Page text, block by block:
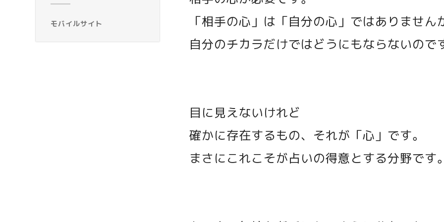
モバイルサイト
「相手の心」は「自分の心」ではありません
自分のチカラだけではどうにもならないので
目に見えないけれど
確かに存在するもの、それが「心」です。
まさにこれこそが占いの得意とする分野です。